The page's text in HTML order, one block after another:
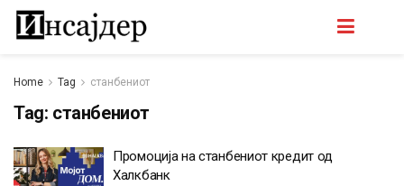
Home Tag станбениот
Tag: станбениот
Промоција на станбениот кредит од
Халкбанк